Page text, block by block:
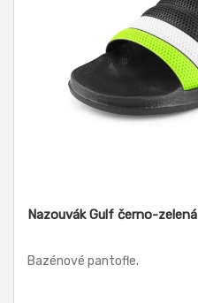
Nazouvák Gulf černo-zelená
Bazénové pantofle.